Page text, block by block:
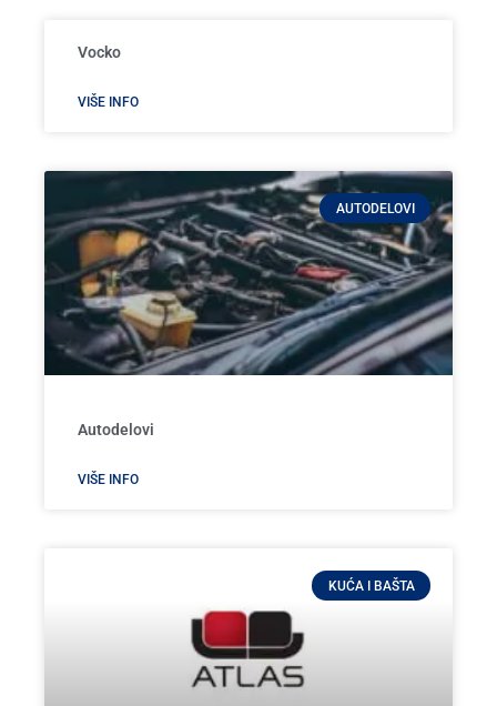
Vocko
VIŠE INFO
AUTODELOVI
Autodelovi
VIŠE INFO
KUĆA I BAŠTA